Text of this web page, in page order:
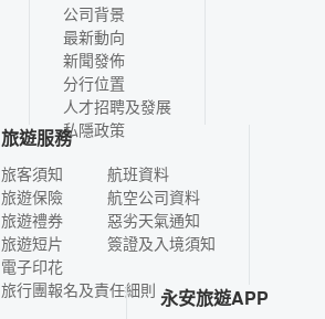
公司背景
最新動向
新聞發佈
分行位置
人才招聘及發展
私隱政策
旅遊服務
旅客須知
旅遊保險
旅遊禮券
旅遊短片
電子印花
航班資料
航空公司資料
惡劣天氣通知
簽證及入境須知
旅行團報名及責任細則 永安旅遊APP